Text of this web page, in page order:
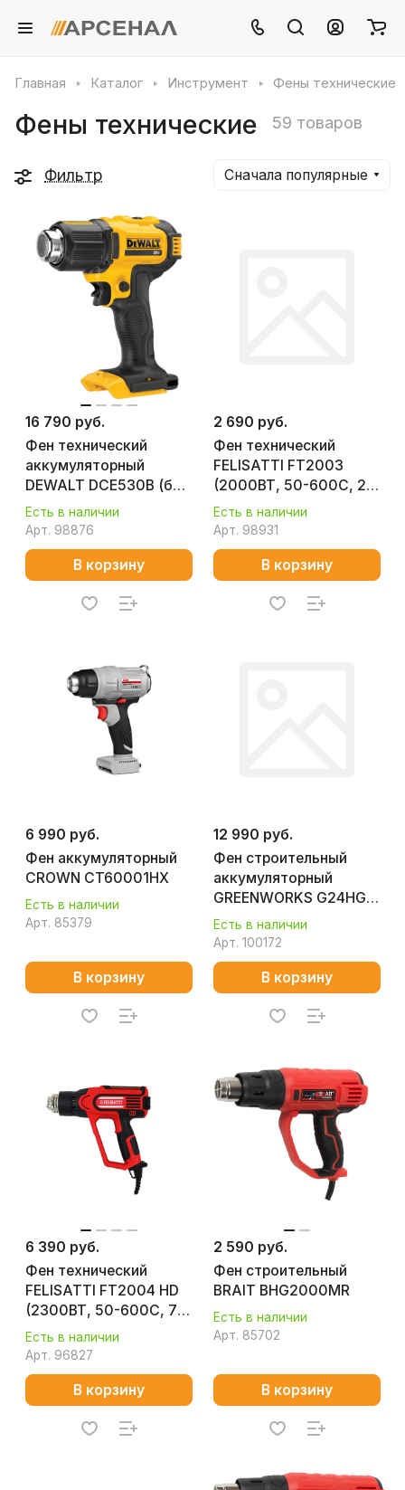
Главная Каталог Инструмент Фены технические
Фены технические 59 товаров
Фильтр Сначала популярные
16 790 руб.
Фен технический
аккумуляторный
DEWALT DCE530B (без
АКБ и ЗУ)
Есть в наличии
Арт. 98876
В корзину
2 690 руб.
Фен технический
FELISATTI FT2003
(2000ВТ, 50-600С, 2
насадки, коробка)
Есть в наличии
Арт. 98931
В корзину
6 990 руб.
Фен аккумуляторный
CROWN CT60001HX
Есть в наличии
Арт. 85379
В корзину
12 990 руб.
Фен строительный
аккумуляторный
GREENWORKS G24HG
3400207CUB
Есть в наличии
Арт. 100172
В корзину
6 390 руб.
Фен технический
FELISATTI FT2004 HD
(2300ВТ, 50-600С, 7
насадок, LCD
-дисплей, кейс)
Есть в наличии
Арт. 96827
В корзину
2 590 руб.
Фен строительный
BRAIT BHG2000MR
Есть в наличии
Арт. 85702
В корзину